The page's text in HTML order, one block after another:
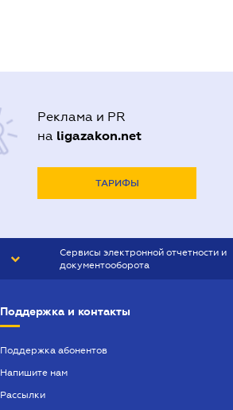
Реклама и PR
на ligazakon.net
ТАРИФЫ
Сервисы электронной отчетности и
документооборота
Поддержка и контакты
Поддержка абонентов
Напишите нам
Рассылки